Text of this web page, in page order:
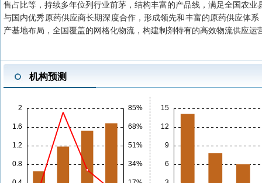
售占比等，持续多年位列行业前茅，结构丰富的产品线，满足全国农
与国内优秀原药供应商长期深度合作，形成领先和丰富的原药供应体
产基地布局，全国覆盖的网格化物流，构建制剂特有的高效物流供应运
机构预测